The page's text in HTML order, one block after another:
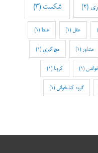
(2) شکست (3)
عقل (1) غلط (1)
مشاور (1) مچ گیری (1)
(1) کرونا (1)
گروه کتابخوانی (1)